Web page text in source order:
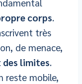
corps.
très
de menace,
limites.
reste mobile,